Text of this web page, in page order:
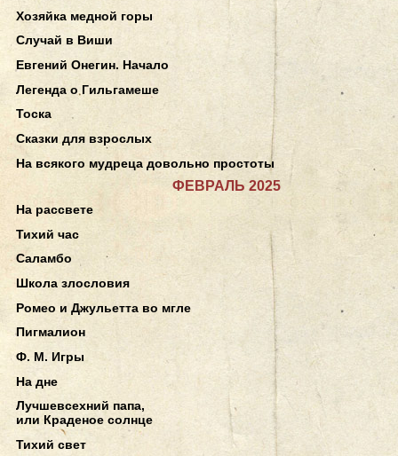
Хозяйка медной горы
Случай в Виши
Евгений Онегин. Начало
Легенда о Гильгамеше
Тоска
Сказки для взрослых
На всякого мудреца довольно простоты
ФЕВРАЛЬ 2025
На рассвете
Тихий час
Саламбо
Школа злословия
Ромео и Джульетта во мгле
Пигмалион
Ф. М. Игры
На дне
Лучшевсехний папа,
или Краденое солнце
Тихий свет